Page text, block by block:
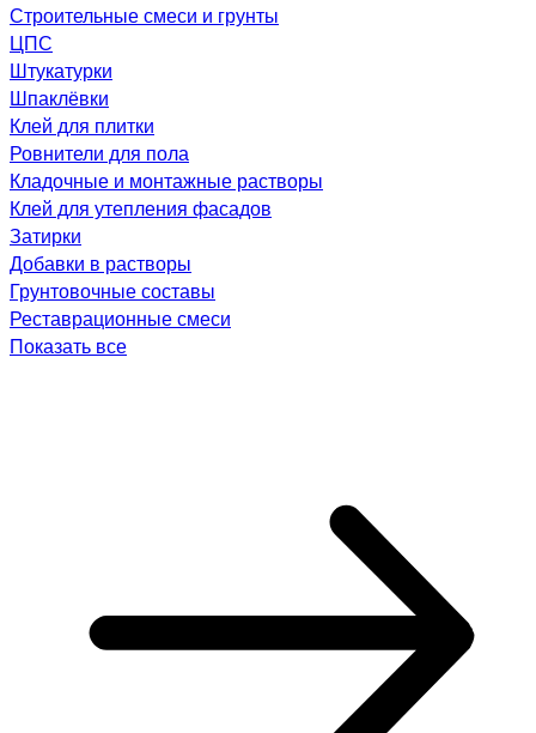
Строительные смеси и грунты
ЦПС
Штукатурки
Шпаклёвки
Клей для плитки
Ровнители для пола
Кладочные и монтажные растворы
Клей для утепления фасадов
Затирки
Добавки в растворы
Грунтовочные составы
Реставрационные смеси
Показать все